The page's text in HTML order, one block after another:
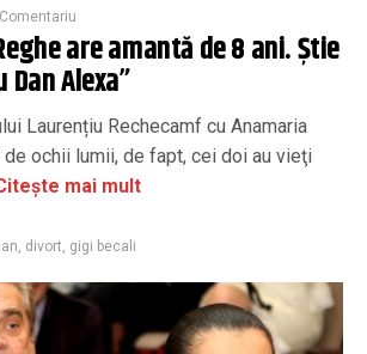
are amantă de 8 ani. Ştie
Dan Alexa”
Laurențiu Rechecamf cu Anamaria
de ochii lumii, de fapt, cei doi au vieţi
mai mult
, divort, gigi becali